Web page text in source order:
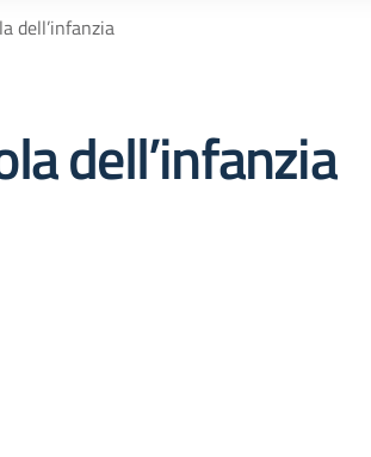
dell’infanzia
dell’infanzia